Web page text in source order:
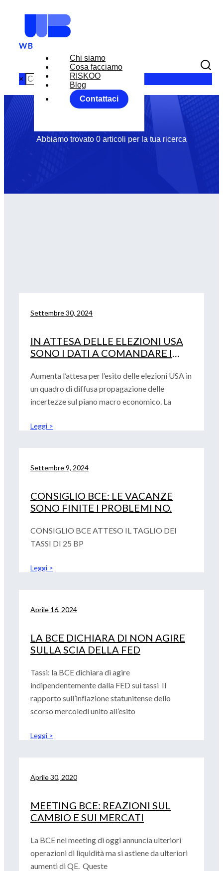
Chi siamo
Cosa facciamo
RISKOO
Blog
Contattaci
× Month: Aprile
2020
Abbiamo trovato 0 articoli per la tua ricerca
Settembre 30, 2024
IN ATTESA DELLE ELEZIONI USA
SONO I DATI A COMANDARE I
Aumenta l’attesa per l’esito delle elezioni USA in
un quadro di diffusa propagazione delle
incertezze sul piano macro economico. La
Leggi >
Settembre 9, 2024
CONSIGLIO BCE: LE VACANZE
SONO FINITE I PROBLEMI NO.
CONSIGLIO BCE ATTESO IL TAGLIO DEI
TASSI DI 25 BP
Leggi >
Aprile 16, 2024
LA BCE DICHIARA DI NON AGIRE
SULLA SCIA DELLA FED
Tassi: la BCE dichiara di agire
indipendentemente dalla FED sui tassi Il
rapporto sull’inflazione statunitense dello
scorso mercoledì unito all’esito
Leggi >
Aprile 30, 2020
MEETING BCE: REAZIONI SUL
CAMBIO E SUI MERCATI
La BCE nel meeting di oggi annuncia ulteriori
operazioni di liquidità ma si astiene da ulteriori
aumenti di QE. Queste